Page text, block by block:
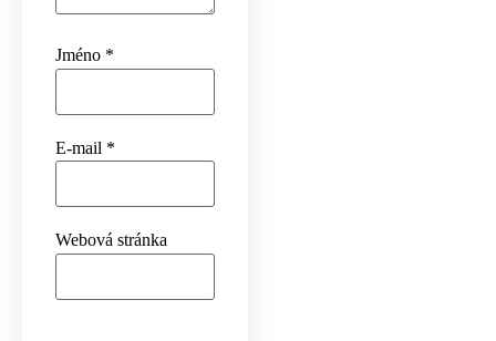
Jméno *
E-mail *
Webová stránka